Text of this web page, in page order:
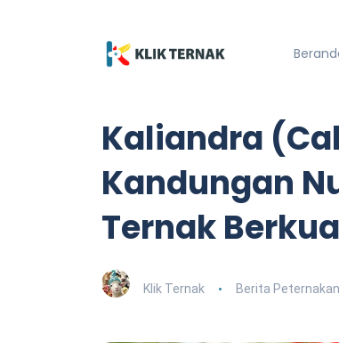
Kaliandra
Kandungan
Ternak
Klik Ternak Berita Peternakan